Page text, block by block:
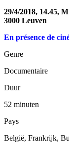
29/4/2018, 14.45,
3000 Leuven
En présence de
Genre
Documentaire
Duur
52 minuten
Pays
België, Frankrijk,